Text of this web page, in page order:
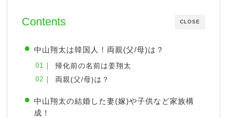
CLOSE
Contents
中山翔太は韓国人！両親(父/母)は？
帰化前の名前は姜翔太
両親(父/母)は？
中山翔太の結婚した妻(嫁)や子供など家族構
成！